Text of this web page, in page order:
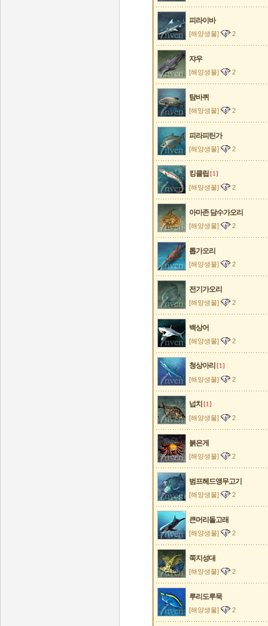
피라이바
[해양생물] 2
쟈우
[해양생물] 2
탐바퀴
[해양생물] 2
피라피틴가
[해양생물] 2
킹클립 [1]
[해양생물] 2
아마존 담수가오리
[해양생물] 2
톱가오리
[해양생물] 2
전기가오리
[해양생물] 2
백상어
[해양생물] 2
청상아리 [1]
[해양생물] 2
넙치 [1]
[해양생물] 2
붉은게
[해양생물] 2
범프헤드앵무고기
[해양생물] 2
큰머리돌고래
[해양생물] 2
쭉지성대
[해양생물] 2
루리도루묵
[해양생물] 2